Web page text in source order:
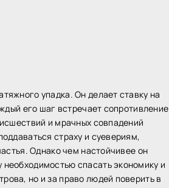
упадка. Он делает ставку на
его шаг встречает сопротивление
и мрачных совпадений
страху и суевериям,
Однако чем настойчивее он
спасать экономику и
но и за право людей поверить в